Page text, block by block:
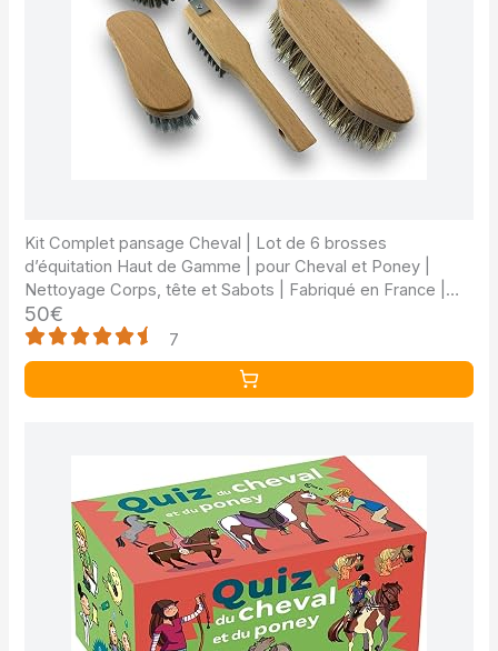
Kit Complet pansage Cheval | Lot de 6 brosses
d’équitation Haut de Gamme | pour Cheval et Poney |
Nettoyage Corps, tête et Sabots | Fabriqué en France |
Kibros EQUITLOT6
50€
7